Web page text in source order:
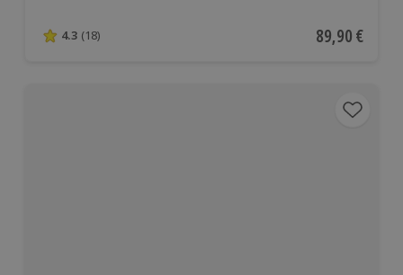
4.3 von 5 Sternen basierend auf 18 Bewertungen
4.3 (18) Aktueller
89,90 €